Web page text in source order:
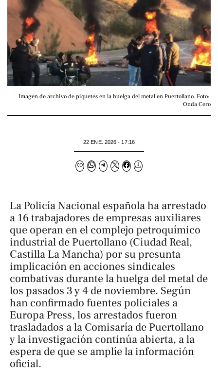
Imagen de archivo de piquetes en la huelga del metal en Puertollano. Foto:
Onda Cero
22 ENE. 2026 - 17:16
La Policía Nacional española ha arrestado
a 16 trabajadores de empresas auxiliares
que operan en el complejo petroquímico
industrial de Puertollano (Ciudad Real,
Castilla La Mancha) por su presunta
implicación en acciones sindicales
combativas durante la huelga del metal de
los pasados 3 y 4 de noviembre. Según
han confirmado fuentes policiales a
Europa Press, los arrestados fueron
trasladados a la Comisaría de Puertollano
y la investigación continúa abierta, a la
espera de que se amplíe la información
oficial.